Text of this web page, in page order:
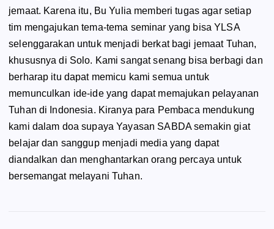
jemaat. Karena itu, Bu Yulia memberi tugas agar setiap
tim mengajukan tema-tema seminar yang bisa YLSA
selenggarakan untuk menjadi berkat bagi jemaat Tuhan,
khususnya di Solo. Kami sangat senang bisa berbagi dan
berharap itu dapat memicu kami semua untuk
memunculkan ide-ide yang dapat memajukan pelayanan
Tuhan di Indonesia. Kiranya para Pembaca mendukung
kami dalam doa supaya Yayasan SABDA semakin giat
belajar dan sanggup menjadi media yang dapat
diandalkan dan menghantarkan orang percaya untuk
bersemangat melayani Tuhan.